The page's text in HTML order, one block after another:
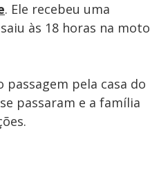
. Ele recebeu uma
às 18 horas na moto
pela casa do
passaram e a família